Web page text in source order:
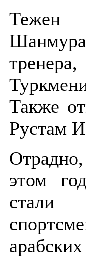
Тежен
Также
Рустам
этом
стали